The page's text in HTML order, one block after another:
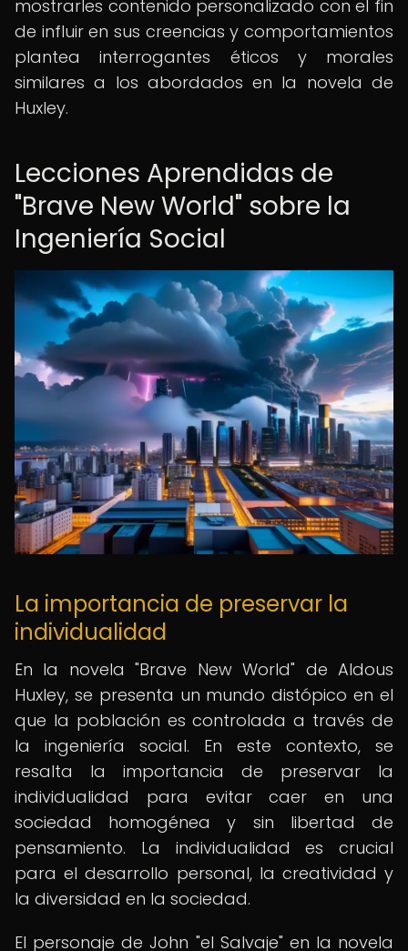
mostrarles contenido personalizado con el fin
de influir en sus creencias y comportamientos
plantea interrogantes éticos y morales
similares a los abordados en la novela de
Huxley.
Lecciones Aprendidas de
"Brave New World" sobre la
Ingeniería Social
La importancia de preservar la
individualidad
En la novela "Brave New World" de Aldous
Huxley, se presenta un mundo distópico en el
que la población es controlada a través de
la ingeniería social. En este contexto, se
resalta la importancia de preservar la
individualidad para evitar caer en una
sociedad homogénea y sin libertad de
pensamiento. La individualidad es crucial
para el desarrollo personal, la creatividad y
la diversidad en la sociedad.
El personaje de John "el Salvaje" en la novela